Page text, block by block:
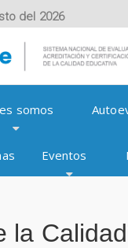
del 2026
somos
Eventos
la